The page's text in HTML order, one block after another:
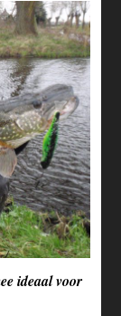
ideaal voor